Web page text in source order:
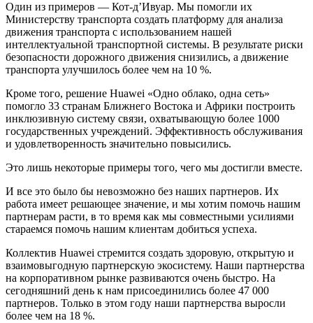
Один из примеров — Кот-д’Ивуар. Мы помогли их
Министерству транспорта создать платформу для анализа
движения транспорта с использованием нашей
интеллектуальной транспортной системы. В результате риски
безопасности дорожного движения снизились, а движение
транспорта улучшилось более чем на 10 %.
Кроме того, решение Huawei «Одно облако, одна сеть»
помогло 33 странам Ближнего Востока и Африки построить
инклюзивную систему связи, охватывающую более 1000
государственных учреждений. Эффективность обслуживания
и удовлетворенность значительно повысились.
Это лишь некоторые примеры того, чего мы достигли вместе.
И все это было бы невозможно без наших партнеров. Их
работа имеет решающее значение, и мы хотим помочь нашим
партнерам расти, в то время как мы совместными усилиями
стараемся помочь нашим клиентам добиться успеха.
Коллектив Huawei стремится создать здоровую, открытую и
взаимовыгодную партнерскую экосистему. Наши партнерства
на корпоративном рынке развиваются очень быстро. На
сегодняшний день к нам присоединились более 47 000
партнеров. Только в этом году наши партнерства выросли
более чем на 18 %.